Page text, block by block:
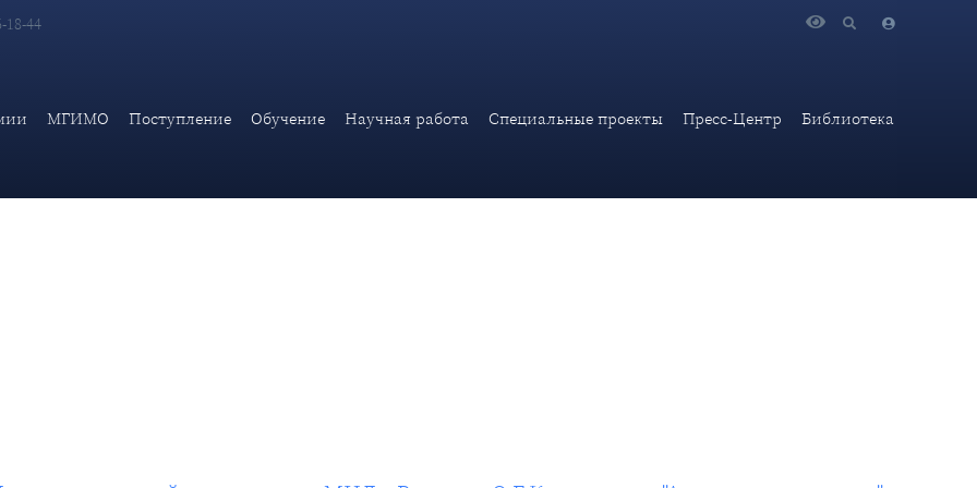
18-44
МГИМО Поступление Обучение Научная работа Специальные проекты Пресс-Центр Библиотека
Дипломатической академии МИД России О.Г.Карповича "Анатомия падения"